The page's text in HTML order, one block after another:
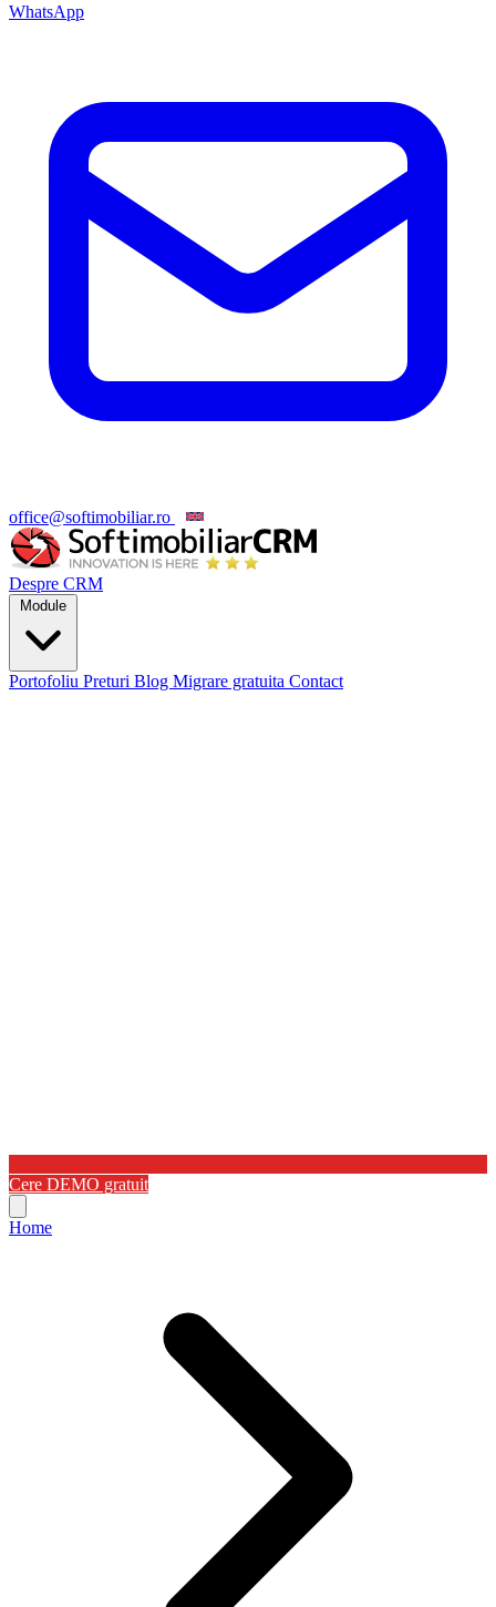
WhatsApp
office@softimobiliar.ro
Despre CRM
Module
Portofoliu Preturi Blog Migrare gratuita Contact
Cere DEMO gratuit
Home